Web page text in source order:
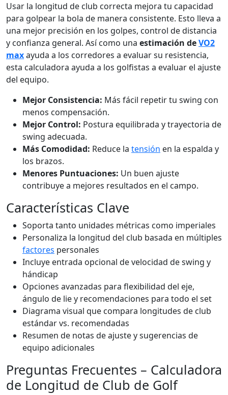
Usar la longitud de club correcta mejora tu capacidad
para golpear la bola de manera consistente. Esto lleva a
una mejor precisión en los golpes, control de distancia
y confianza general. Así como una estimación deVO2
maxayuda a los corredores a evaluar su resistencia,
esta calculadora ayuda a los golfistas a evaluar el ajuste
del equipo.
Mejor Consistencia: Más fácil repetir tu swing con
menos compensación.
Mejor Control: Postura equilibrada y trayectoria de
swing adecuada.
Más Comodidad: Reduce la tensión en la espalda y
los brazos.
Menores Puntuaciones: Un buen ajuste
contribuye a mejores resultados en el campo.
Características Clave
Soporta tanto unidades métricas como imperiales
Personaliza la longitud del club basada en múltiples
factores personales
Incluye entrada opcional de velocidad de swing y
hándicap
Opciones avanzadas para flexibilidad del eje,
ángulo de lie y recomendaciones para todo el set
Diagrama visual que compara longitudes de club
estándar vs. recomendadas
Resumen de notas de ajuste y sugerencias de
equipo adicionales
Preguntas Frecuentes – Calculadora
de Longitud de Club de Golf